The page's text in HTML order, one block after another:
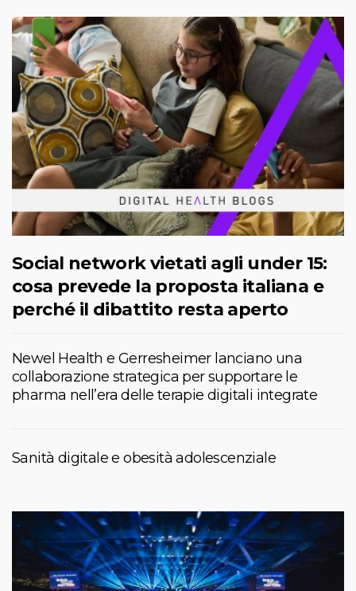
Social network vietati agli under 15:
cosa prevede la proposta italiana e
perché il dibattito resta aperto
Newel Health e Gerresheimer lanciano una
collaborazione strategica per supportare le
pharma nell’era delle terapie digitali integrate
Sanità digitale e obesità adolescenziale